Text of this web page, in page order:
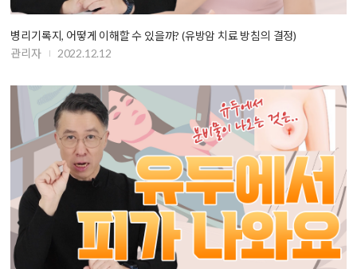
병리기록지, 어떻게 이해할 수 있을까? (유방암 치료 방침의 결정)
관리자
2022.12.12